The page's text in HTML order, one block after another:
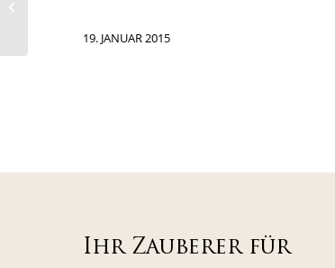
19. JANUAR 2015
Ihr Zauberer für